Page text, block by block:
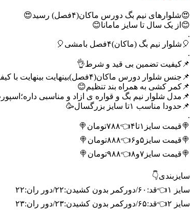
😍شلوارهای نیم بگ دورس ماکان(۴فصل) رسید😍
😊از یک سال تا سایز مامانا😊
.
🎈شلوار نیم بگ (ماکان)۴فصل بامشی🎈
.
📌کیفیت تضمین بی قید و شرط👌
📌جنس شلوار دورس ماکان(۴فصل)بینهایت بینهایت با کیفیت😍
📌کمر کشی به همراه بند تنظیم😊
📌مدل شلوار نیم بگ و قواره ی ازاد و مناسبی
📌حدودا مناسب ۱تا سایز بزرگسال🥳
.
🍭قیمت سایز۱تا۴👈۷۸۸تومان🍭
🍭قیمت سایز۵و۶👈۸۸۸تومان🍭
🍭قیمت سایز۷و۸👈۹۸۸تومان🍭
سایزبندی👇
سایز ۱👈قد:۶۰/دورکمر بدون کشیدن:۲۲/دور ران:۲۲
سایز ۲👈قد:۶۵/دورکمر بدون کشیدن:۲۳/دور ران:۲۳